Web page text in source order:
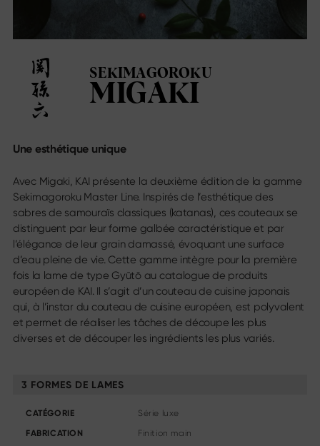
Sekimagoroku Red Wood
Sekimagoroku Migaki
Tim Mälzer Kamagata
Couteau de cuisine Junior
Couteaux par type de lame
Tous les couteaux
Couteau de chef
Santoku
Couteau à pain
Couteau universel
Lames japonaises
Couteaux à viande & poisson
Couteaux à légumes
Couteau à éplucher
Couteau à steak
Couteau de cuisine chinois
Contact
Calendrier des salons
Carrière
Facebook
Youtube
SEKIMAGOROKU
MIGAKI
Une esthétique unique
Avec Migaki, KAI présente la deuxième édition de la gamme
Sekimagoroku Master Line. Inspirés de l’esthétique des
sabres de samouraïs classiques (katanas), ces couteaux se
distinguent par leur forme galbée caractéristique et par
l’élégance de leur grain damassé, évoquant une surface
d’eau pleine de vie. Cette gamme intègre pour la première
fois la lame de type Gyūtō au catalogue de produits
européen de KAI. Il s’agit d’un couteau de cuisine japonais
qui, à l’instar du couteau de cuisine européen, est polyvalent
et permet de réaliser les tâches de découpe les plus
diverses et de découper les ingrédients les plus variés.
3 FORMES DE LAMES
CATÉGORIE
Série luxe
FABRICATION
Finition main